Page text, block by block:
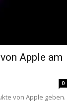
Apple am
0
von Apple geben.